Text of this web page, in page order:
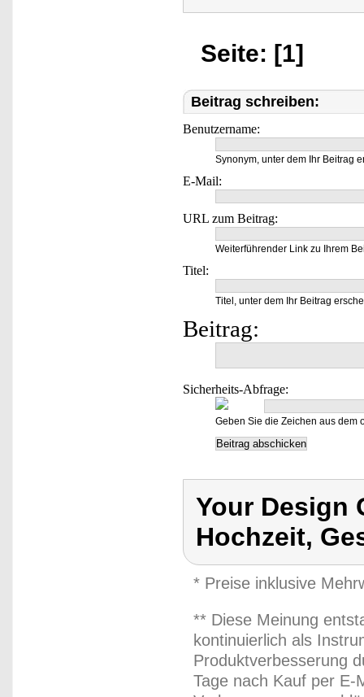
Seite: [1]
Beitrag schreiben:
Benutzername:
Synonym, unter dem Ihr Beitrag
E-Mail:
URL zum Beitrag:
Weiterführender Link zu Ihrem
Titel:
Titel, unter dem Ihr Beitrag
Beitrag:
Sicherheits-Abfrage:
Geben Sie die Zeichen aus dem
Your Design
Hochzeit,
* Preise inklusive
** Diese Meinung
kontinuierlich als
Produktverbesserung
Tage nach Kauf per E-